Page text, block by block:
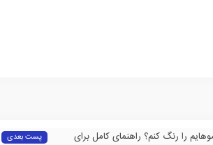
را رنگ کنم؟ راهنمای کامل برای
پست بعدی